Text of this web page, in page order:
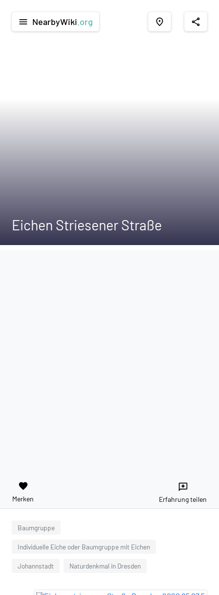
menu NearbyWiki .org place share
Eichen Striesener Straße
favorite
Merken
reviews
Erfahrung teilen
Baumgruppe
Individuelle Eiche oder Baumgruppe mit Eichen
Johannstadt Naturdenkmal in Dresden